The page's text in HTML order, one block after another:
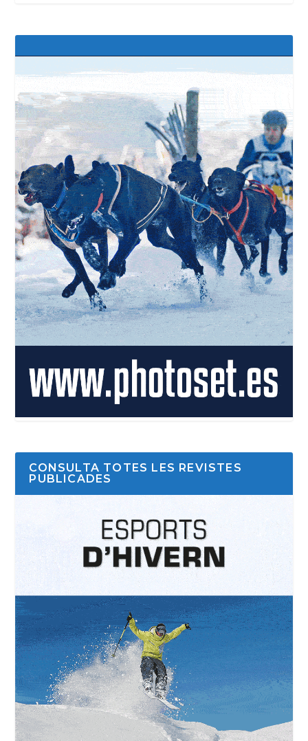
CONSULTA TOTES LES REVISTES
PUBLICADES